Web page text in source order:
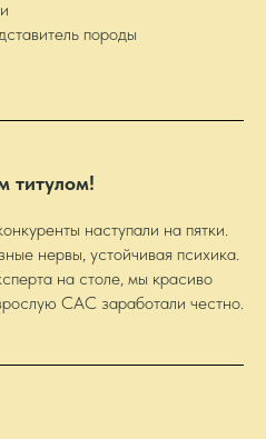
породы
титулом!
наступали на пятки.
нервы, устойчивая психика.
на столе, мы красиво
САС заработали честно.